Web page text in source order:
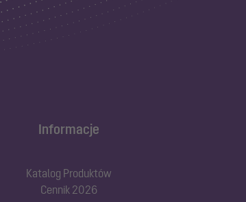
Informacje
Katalog Produktów
Cennik 2026